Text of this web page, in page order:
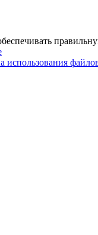
использования